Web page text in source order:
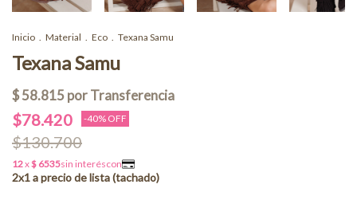
Inicio Material Eco Texana Samu
Texana Samu
$78.420 -40% OFF
$130.700